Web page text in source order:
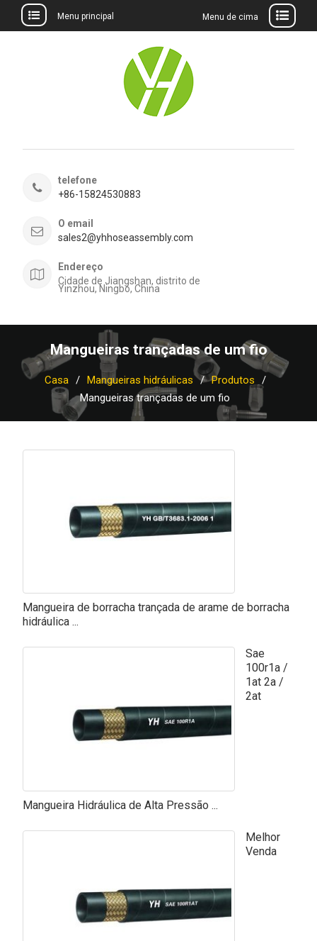
Menu principal Menu de cima
telefone
+86-15824530883
O email
sales2@yhhoseassembly.com
Endereço
Cidade de Jiangshan, distrito de
Yinzhou, Ningbo, China
Mangueiras trançadas de um fio
Casa Mangueiras hidráulicas
Produtos
Mangueiras trançadas de um fio
Mangueira de borracha trançada de arame de borracha
hidráulica ...
Sae
100r1a /
1at 2a /
2at
Mangueira Hidráulica de Alta Pressão ...
Melhor
Venda